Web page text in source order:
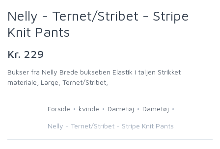
Nelly - Ternet/Stribet - Stripe
Knit Pants
Kr. 229
Bukser fra Nelly Brede bukseben Elastik i taljen Strikket
materiale, Large, Ternet/Stribet,
Forside kvinde Dametøj Dametøj
Nelly - Ternet/Stribet - Stripe Knit Pants